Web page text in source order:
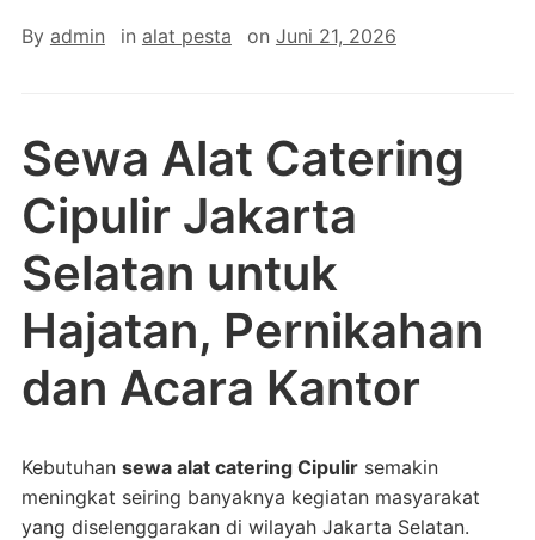
By admin in alat pesta on Juni 21, 2026
Sewa Alat Catering
Cipulir Jakarta
Selatan untuk
Hajatan, Pernikahan
dan Acara Kantor
Kebutuhan sewa alat catering Cipulirsemakin
meningkat seiring banyaknya kegiatan masyarakat
yang diselenggarakan di wilayah Jakarta Selatan.